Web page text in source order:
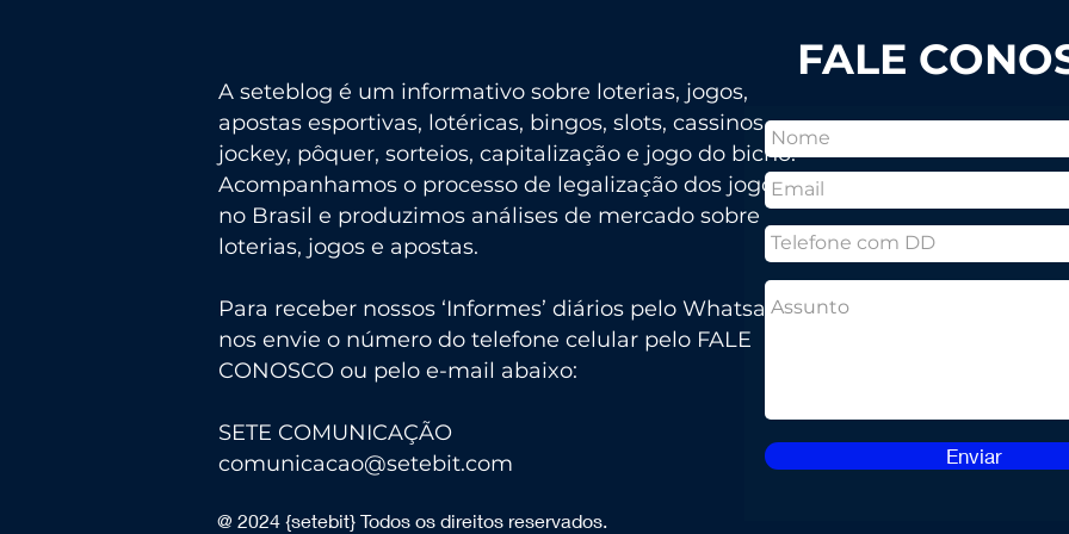
A seteblog é um informativo sobre loterias, jogos,
apostas esportivas, lotéricas, bingos, slots, cassinos,
jockey, pôquer, sorteios, capitalização e jogo do bicho.
Acompanhamos o processo de legalização dos jogos
no Brasil e produzimos análises de mercado sobre
loterias, jogos e apostas.
Para receber nossos ‘Informes’ diários pelo Whatsapp
nos envie o número do telefone celular pelo FALE
CONOSCO ou pelo e-mail abaixo:
SETE COMUNICAÇÃO
comunicacao@setebit.com
@ 2024 {setebit} Todos os direitos reservados.
FALE
Enviar